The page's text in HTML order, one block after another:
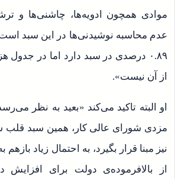
موادی همچون ادویه‌ها، چاشنی‌ها و
عدم محاسبه نوشیدنی‌ها در این سبد
۰.۸۹ درصدی در سبد دارد اما در جدول
از آن نیست».
او البته تاکید می‌کند «بعید به نظر
مزدی شورای عالی کار، همین سبد قلب
نیز مبنا قرار بگیرد، به احتمال زیاد
از بالافرموده‌ی دولت برای افزایش